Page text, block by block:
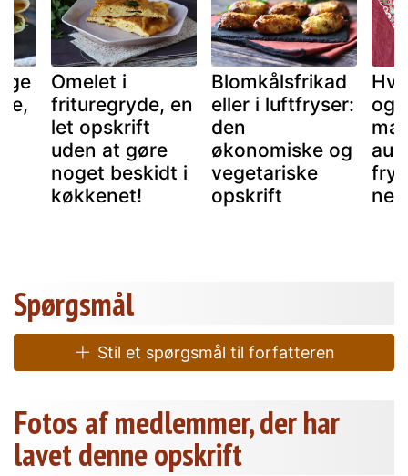
Omelet i
frituregryde, en
let opskrift
uden at gøre
noget beskidt i
køkkenet!
Blomkålsfrikad
eller i luftfryser:
den
økonomiske og
vegetariske
opskrift
og
Spørgsmål
Stil et spørgsmål til forfatteren
Fotos af medlemmer, der har
lavet denne opskrift